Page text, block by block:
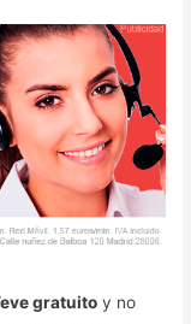
gratuito y no